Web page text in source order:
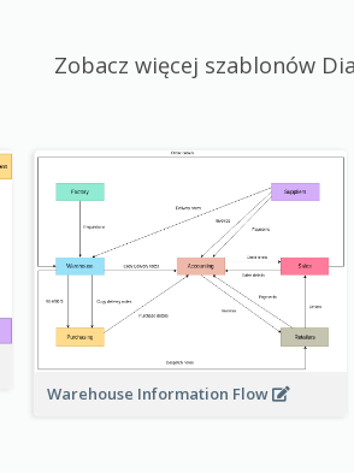
Zobacz więcej szablonów
Warehouse Information Flow